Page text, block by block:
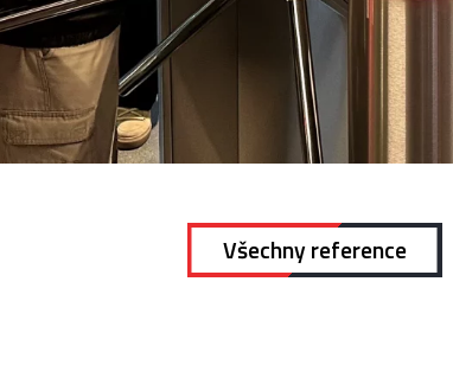
Všechny reference